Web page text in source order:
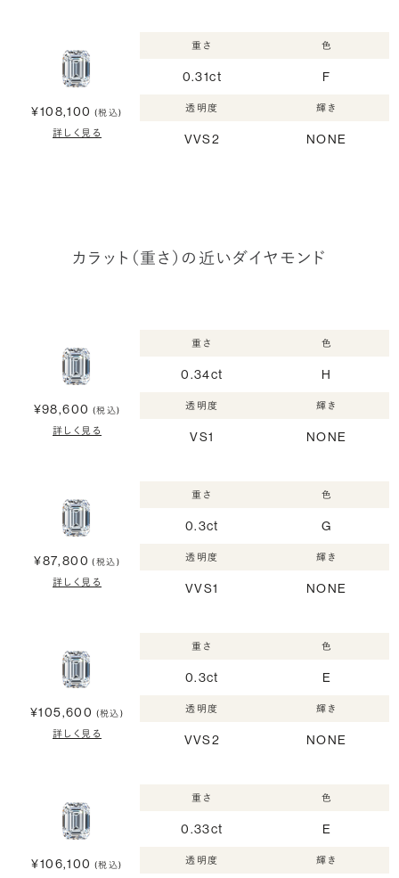
¥108,100 (税込)
詳しく見る
重さ
0.31ct
色
F
透明度
VVS2
輝き
NONE
カラット（重さ）の近いダイヤモンド
¥98,600 (税込)
詳しく見る
重さ
0.34ct
色
H
透明度
VS1
輝き
NONE
¥87,800 (税込)
詳しく見る
重さ
0.3ct
色
G
透明度
VVS1
輝き
NONE
¥105,600 (税込)
詳しく見る
重さ
0.3ct
色
E
透明度
VVS2
輝き
NONE
¥106,100 (税込)
重さ
0.33ct
色
E
透明度 輝き